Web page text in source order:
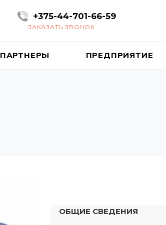
+375-44-701-66-59
ЗАКАЗАТЬ ЗВОНОК
ПАРТНЕРЫ ПРЕДПРИЯТИЕ
ОБЩИЕ СВЕДЕНИЯ